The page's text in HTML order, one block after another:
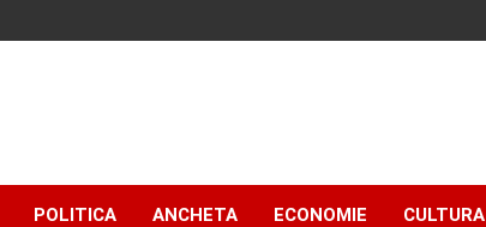
POLITICA ANCHETA ECONOMIE CULTURA